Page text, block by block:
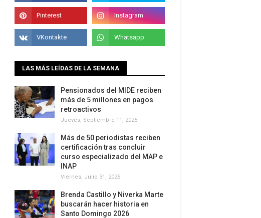
LAS MÁS LEÍDAS DE LA SEMANA
Pensionados del MIDE reciben
más de 5 millones en pagos
retroactivos
Jueves, Septiembre 11, 2025
Más de 50 periodistas reciben
certificación tras concluir
curso especializado del MAP e
INAP
Viernes, Julio 31, 2026
Brenda Castillo y Niverka Marte
buscarán hacer historia en
Santo Domingo 2026